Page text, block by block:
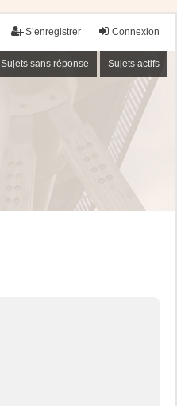
Connexion
S’enregistrer
Sujets sans réponse Sujets actifs